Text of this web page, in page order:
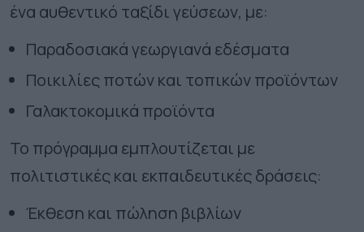
ένα αυθεντικό ταξίδι γεύσεων, με:
Παραδοσιακά γεωργιανά εδέσματα
Ποικιλίες ποτών και τοπικών προϊόντων
Γαλακτοκομικά προϊόντα
Το πρόγραμμα εμπλουτίζεται με
πολιτιστικές και εκπαιδευτικές δράσεις:
Έκθεση και πώληση βιβλίων